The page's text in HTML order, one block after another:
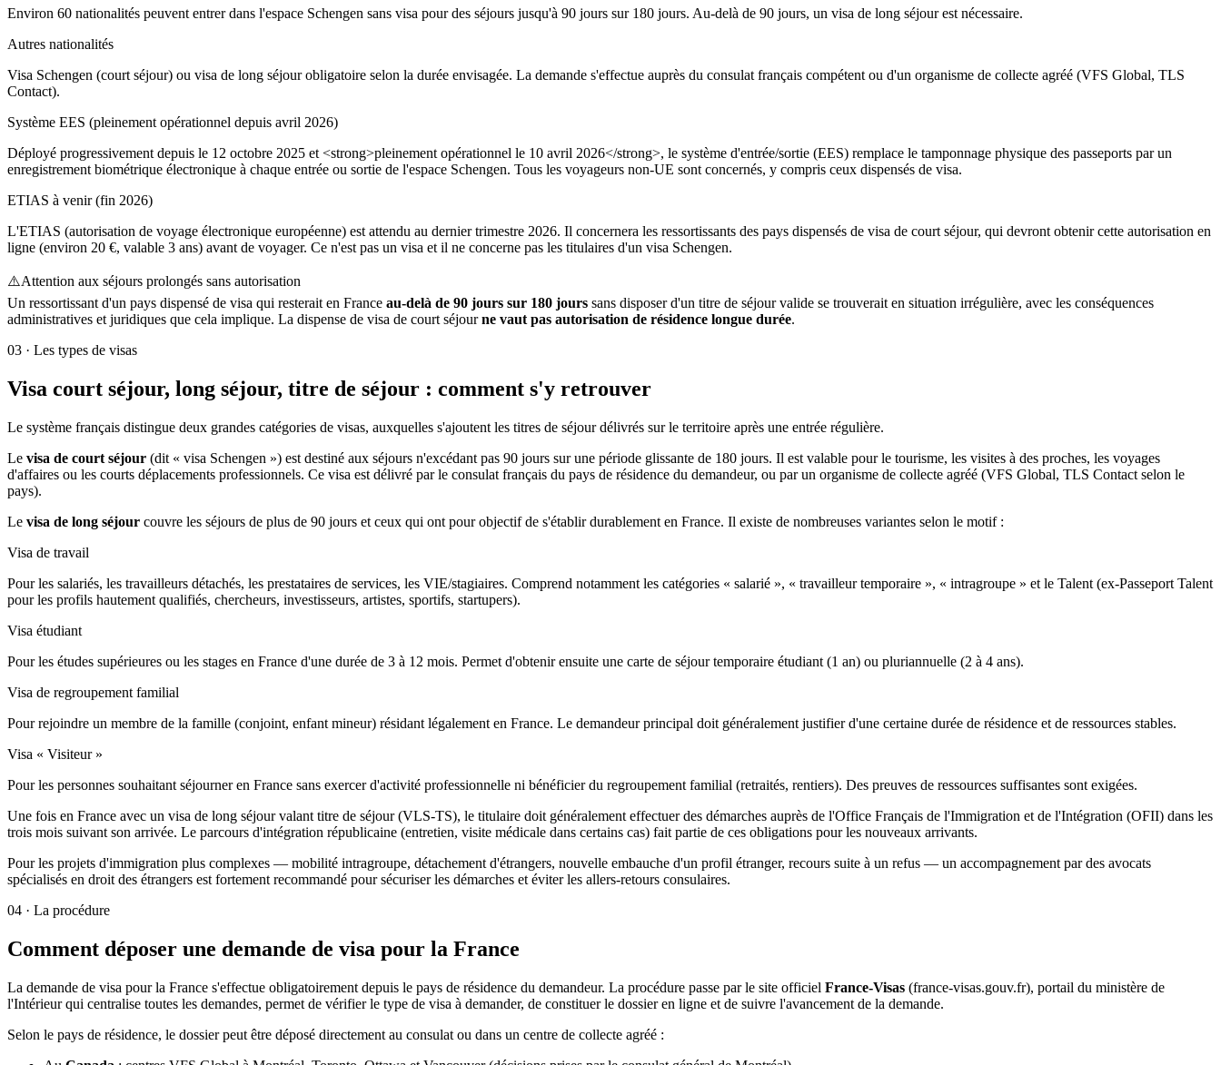
Environ 60 nationalités peuvent entrer dans l'espace Schengen sans visa pour des séjours jusqu'à 90 jours sur 180 jours. Au-delà de 90 jours, un visa de long séjour est nécessaire.
Autres nationalités
Visa Schengen (court séjour) ou visa de long séjour obligatoire selon la durée envisagée. La demande s'effectue auprès du consulat français compétent ou d'un organisme de collecte agréé (VFS Global, TLS
Contact).
Système EES (pleinement opérationnel depuis avril 2026)
Déployé progressivement depuis le 12 octobre 2025 et <strong>pleinement opérationnel le 10 avril 2026</strong>, le système d'entrée/sortie (EES) remplace le tamponnage physique des passeports par un
enregistrement biométrique électronique à chaque entrée ou sortie de l'espace Schengen. Tous les voyageurs non-UE sont concernés, y compris ceux dispensés de visa.
ETIAS à venir (fin 2026)
L'ETIAS (autorisation de voyage électronique européenne) est attendu au dernier trimestre 2026. Il concernera les ressortissants des pays dispensés de visa de court séjour, qui devront obtenir cette autorisation en
ligne (environ 20 €, valable 3 ans) avant de voyager. Ce n'est pas un visa et il ne concerne pas les titulaires d'un visa Schengen.
⚠️Attention aux séjours prolongés sans autorisation
Un ressortissant d'un pays dispensé de visa qui resterait en France au-delà de 90 jours sur 180 jours sans disposer d'un titre de séjour valide se trouverait en situation irrégulière, avec les conséquences
administratives et juridiques que cela implique. La dispense de visa de court séjourne vaut pas autorisation de résidence longue durée.
03 · Les types de visas
Visa court séjour, long séjour, titre de séjour : comment s'y retrouver
Le système français distingue deux grandes catégories de visas, auxquelles s'ajoutent les titres de séjour délivrés sur le territoire après une entrée régulière.
Le visa de court séjour (dit « visa Schengen ») est destiné aux séjours n'excédant pas 90 jours sur une période glissante de 180 jours. Il est valable pour le tourisme, les visites à des proches, les voyages
d'affaires ou les courts déplacements professionnels. Ce visa est délivré par le consulat français du pays de résidence du demandeur, ou par un organisme de collecte agréé (VFS Global, TLS Contact selon le
pays).
Le visa de long séjour couvre les séjours de plus de 90 jours et ceux qui ont pour objectif de s'établir durablement en France. Il existe de nombreuses variantes selon le motif :
Visa de travail
Pour les salariés, les travailleurs détachés, les prestataires de services, les VIE/stagiaires. Comprend notamment les catégories « salarié », « travailleur temporaire », « intragroupe » et le Talent (ex-Passeport Talent
pour les profils hautement qualifiés, chercheurs, investisseurs, artistes, sportifs, startupers).
Visa étudiant
Pour les études supérieures ou les stages en France d'une durée de 3 à 12 mois. Permet d'obtenir ensuite une carte de séjour temporaire étudiant (1 an) ou pluriannuelle (2 à 4 ans).
Visa de regroupement familial
Pour rejoindre un membre de la famille (conjoint, enfant mineur) résidant légalement en France. Le demandeur principal doit généralement justifier d'une certaine durée de résidence et de ressources stables.
Visa « Visiteur »
Pour les personnes souhaitant séjourner en France sans exercer d'activité professionnelle ni bénéficier du regroupement familial (retraités, rentiers). Des preuves de ressources suffisantes sont exigées.
Une fois en France avec un visa de long séjour valant titre de séjour (VLS-TS), le titulaire doit généralement effectuer des démarches auprès de l'Office Français de l'Immigration et de l'Intégration (OFII) dans les
trois mois suivant son arrivée. Le parcours d'intégration républicaine (entretien, visite médicale dans certains cas) fait partie de ces obligations pour les nouveaux arrivants.
Pour les projets d'immigration plus complexes — mobilité intragroupe, détachement d'étrangers, nouvelle embauche d'un profil étranger, recours suite à un refus — un accompagnement par des avocats
spécialisés en droit des étrangers est fortement recommandé pour sécuriser les démarches et éviter les allers-retours consulaires.
04 · La procédure
Comment déposer une demande de visa pour la France
La demande de visa pour la France s'effectue obligatoirement depuis le pays de résidence du demandeur. La procédure passe par le site officiel France-Visas (france-visas.gouv.fr), portail du ministère de
l'Intérieur qui centralise toutes les demandes, permet de vérifier le type de visa à demander, de constituer le dossier en ligne et de suivre l'avancement de la demande.
Selon le pays de résidence, le dossier peut être déposé directement au consulat ou dans un centre de collecte agréé :